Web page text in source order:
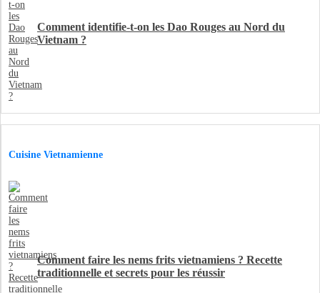
Comment identifie-t-on les Dao Rouges au Nord du
Vietnam ?
Cuisine Vietnamienne
Comment faire les nems frits vietnamiens ? Recette
traditionnelle et secrets pour les réussir